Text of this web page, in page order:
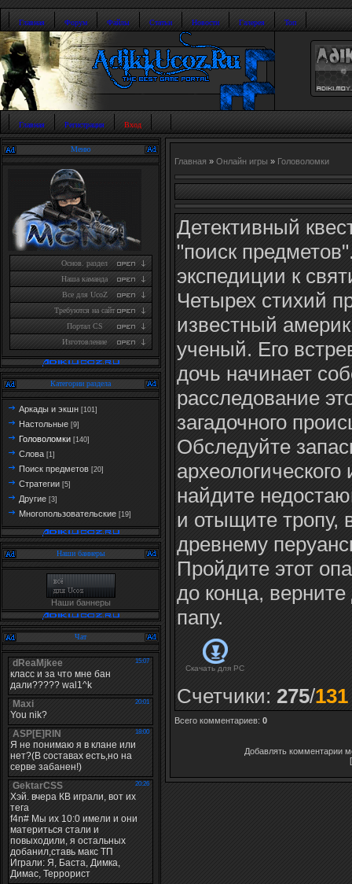
Главная Форум Файлы Статьи Новости Галерея Топ
Главная Регистрация Вход
Меню
Основ. раздел
Наша каманда
Все для UcoZ
Требуются на сайт
Портал CS
Изготовление
Категории раздела
Аркады и экшн [101]
Настольные [9]
Головоломки [140]
Слова [1]
Поиск предметов [20]
Стратегии [5]
Другие [3]
Многопользовательские [19]
Наши баннеры
Наши баннеры
Чат
Главная » Онлайн игры » Головоломки
Детективный
"поиск
экспедиции к
Четырех стихий
известный
ученый. Его
дочь начинает
расследование
загадочного
Обследуйте
археологического
найдите
и отыщите тропу,
древнему
Пройдите этот
до конца,
папу.
Скачать для PC
Счетчики: 275/131
Всего комментариев: 0
Добавлять комментарии